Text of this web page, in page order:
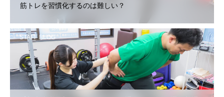
筋トレを習慣化するのは難しい？
STAFF BLOG